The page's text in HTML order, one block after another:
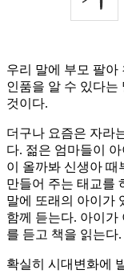
우리 말에 부모 팔아
인품을 알 수 있다는
것이다.
더구나 요즘은 자라
다. 젊은 엄마들이
이 올까봐 신생아 때
만들어 주는 태교를
말에 또래의 아이가
함께 듣는다. 아이가
를 듣고 책을 읽는다.
확실히 시대변화에